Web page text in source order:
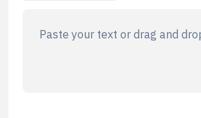
無料でお試しください